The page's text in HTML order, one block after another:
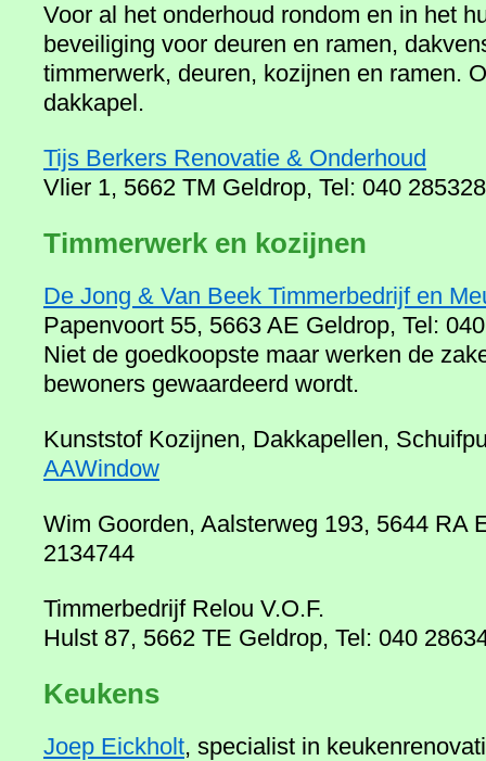
Voor al het onderhoud rondom en in het
beveiliging voor deuren en ramen,
timmerwerk, deuren, kozijnen en ramen.
dakkapel.
Tijs Berkers Renovatie & Onderhoud
Vlier 1, 5662 TM Geldrop, Tel: 040
Timmerwerk en kozijnen
De Jong & Van Beek Timmerbedrijf en
Papenvoort 55, 5663 AE Geldrop, Tel:
Niet de goedkoopste maar werken de
bewoners gewaardeerd wordt.
Kunststof Kozijnen, Dakkapellen,
AAWindow
Wim Goorden, Aalsterweg 193, 5644 RA
2134744
Timmerbedrijf Relou V.O.F.
Hulst 87, 5662 TE Geldrop, Tel: 040
Keukens
Joep Eickholt, specialist in